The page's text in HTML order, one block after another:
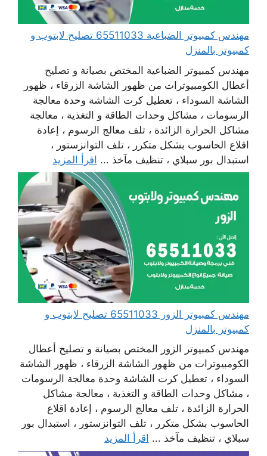
مهندس كمبيوتر الضباعية 65511033 تصليح لابتوب و
كمبيوتر بالمنزل
مهندس كمبيوتر الضباعية المختص بصيانة و تصليح
أعطال الكومبيوترات من ظهور الشاشة الزرقاء ، ظهور
الشاشة السوداء ، تعطيل كرت الشاشة وحدة معالجة
الرسومات ، مشاكل وحدات الطاقة و التغذية ، معالجة
مشاكل الحرارة الزائدة ، تلف معالج الرسوم ، إعادة
اقلاع الحاسوب بشكل متكرر ، تلف التوانزستور ،
استبدال بور سبلاي ، تنظيف مآخذ ... اقرأ المزيد
مهندس كمبيوتر الزور 65511033 تصليح لابتوب و
كمبيوتر بالمنزل
مهندس كمبيوتر الزور المختص بصيانة و تصليح أعطال
الكومبيوترات من ظهور الشاشة الزرقاء ، ظهور الشاشة
السوداء ، تعطيل كرت الشاشة وحدة معالجة الرسومات
، مشاكل وحدات الطاقة و التغذية ، معالجة مشاكل
الحرارة الزائدة ، تلف معالج الرسوم ، إعادة اقلاع
الحاسوب بشكل متكرر ، تلف التوانزستور ، استبدال بور
سبلاي ، تنظيف مآخذ ... اقرأ المزيد